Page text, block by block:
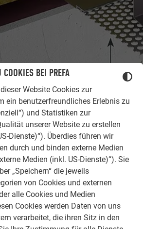
BEI PREFA
Website Cookies zur
ein benutzerfreundliches Erlebnis zu
und Statistiken zur
unserer Website zu erstellen
Dienste)“). Überdies führen wir
durch und binden externe Medien
Medien (inkl. US-Dienste)“). Sie
„Speichern“ die jeweils
von Cookies und externen
alle Cookies und Medien
Cookies werden Daten von uns
verarbeitet, die ihren Sitz in den
ist wichtig, da diese das
Fassade maßgeblich gestaltet. Je
und anschließend montiert
werden Sie sich bei der fachgerechten
Sie sicher, dass die Hinterlüftung nicht